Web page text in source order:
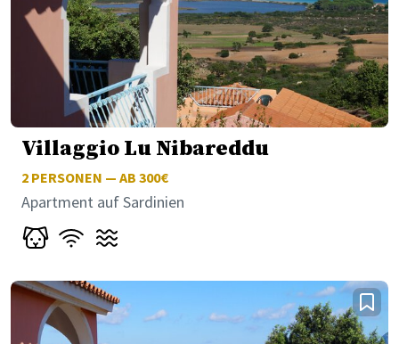
Villaggio Lu Nibareddu
2 PERSONEN — AB 300€
Apartment auf Sardinien